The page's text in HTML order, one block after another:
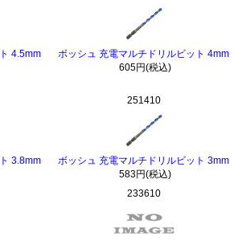
4.5mm
ボッシュ 充電マルチドリルビット 4mm
605円(税込)
3.8mm
251410
ボッシュ 充電マルチドリルビット 3mm
583円(税込)
233610